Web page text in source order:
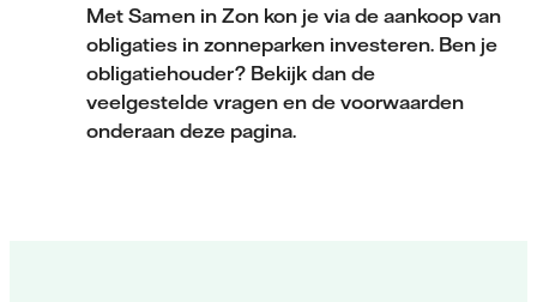
Met Samen in Zon kon je via de aankoop van
obligaties in zonneparken investeren. Ben je
obligatiehouder? Bekijk dan de
veelgestelde vragen en de voorwaarden
onderaan deze pagina.